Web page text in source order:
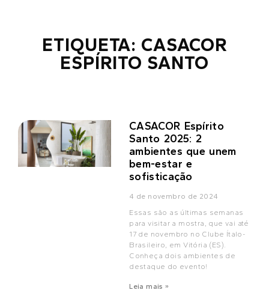
ETIQUETA: CASACOR
ESPÍRITO SANTO
CASACOR Espírito
Santo 2025: 2
ambientes que unem
bem-estar e
sofisticação
4 de novembro de 2024
Essas são as últimas semanas
para visitar a mostra, que vai até
17 de novembro no Clube Ítalo-
Brasileiro, em Vitória (ES).
Conheça dois ambientes de
destaque do evento!
Leia mais »